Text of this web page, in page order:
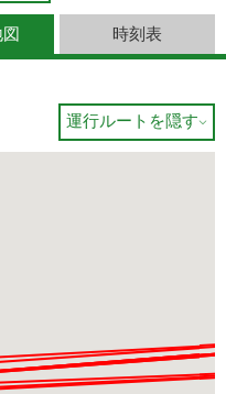
時刻表
運行ルートを隠す